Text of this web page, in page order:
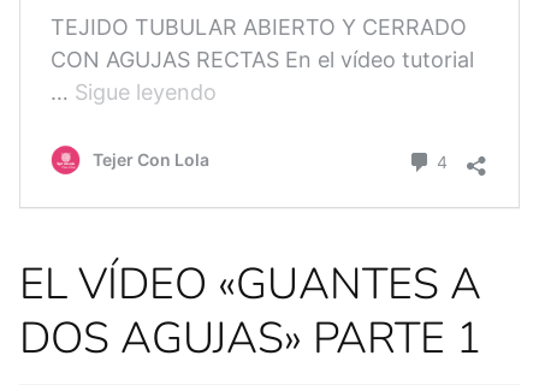
EL VÍDEO «GUANTES A
DOS AGUJAS» PARTE 1